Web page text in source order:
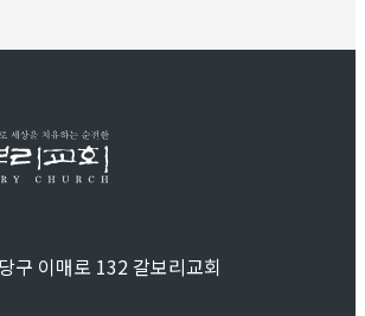
구 이매로 132 갈보리교회